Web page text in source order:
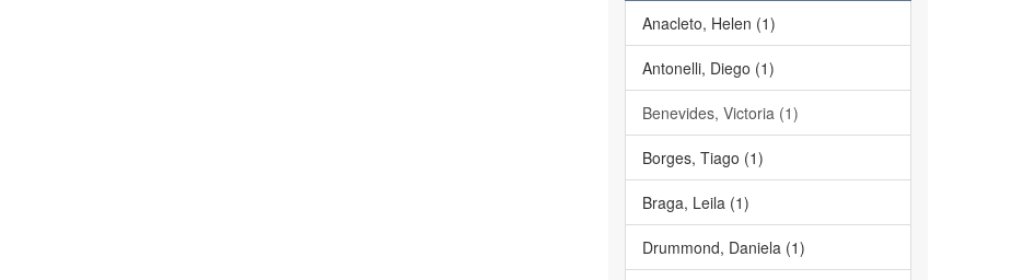
Anacleto, Helen (1)
Antonelli, Diego (1)
Benevides, Victoria (1)
Borges, Tiago (1)
Braga, Leila (1)
Drummond, Daniela (1)